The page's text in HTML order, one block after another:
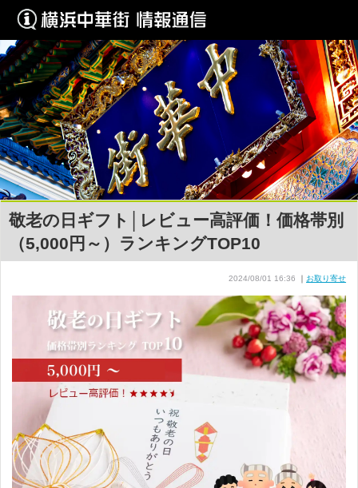
敬老の日ギフト│レビュー高評価！価格帯別
（5,000円～）ランキングTOP10
2024/08/01 16:36 ｜ お取り寄せ